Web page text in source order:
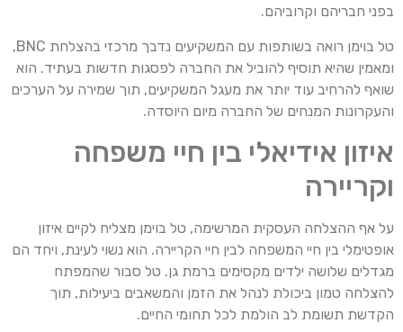
בפני חבריהם וקרוביהם.
טל בוימן רואה בשותפות עם המשקיעים נדבך מרכזי בהצלחת BNC,
ומאמין שהיא תוסיף להוביל את החברה לפסגות חדשות בעתיד. הוא
שואף להרחיב עוד יותר את מעגל המשקיעים, תוך שמירה על הערכים
והעקרונות המנחים של החברה מיום היוסדה.
איזון אידיאלי בין חיי משפחה
וקריירה
על אף ההצלחה העסקית המרשימה, טל בוימן מצליח לקיים איזון
אופטימלי בין חיי המשפחה לבין חיי הקריירה. הוא נשוי לעינת, ויחד הם
מגדלים שלושה ילדים מקסימים ברמת גן. טל סבור שהמפתח
להצלחה טמון ביכולת לנהל את הזמן והמשאבים ביעילות, תוך
הקדשת תשומת לב הולמת לכל תחומי החיים.